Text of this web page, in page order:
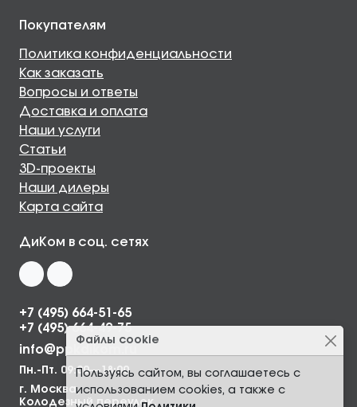
Файлы cookie
Пользуясь сайтом, вы соглашаетесь с
использованием cookies, а также с
Покупателям
Политика конфиденциальности
Как заказать
Вопросы и ответы
Доставка и оплата
Наши услуги
Статьи
3D-проекты
Наши дилеры
Карта сайта
ДиКом в соц. сетях
+7 (495) 664-51-65
+7 (495) 664-49-75
info@ppkdikom.ru
Пн.-Пт. 09:00—18:00
г. Москва,
Колодезный переулок,